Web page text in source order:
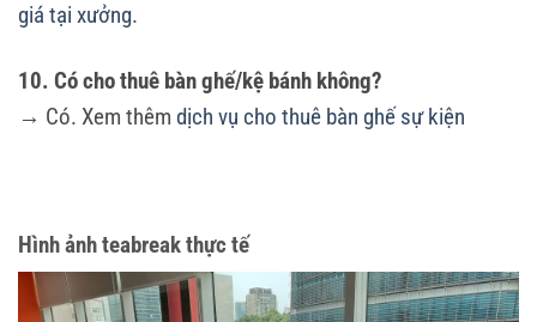
giá tại xưởng.
10. Có cho thuê bàn ghế/kệ bánh không?
→ Có. Xem thêm dịch vụ cho thuê bàn ghế sự kiện
Hình ảnh teabreak thực tế